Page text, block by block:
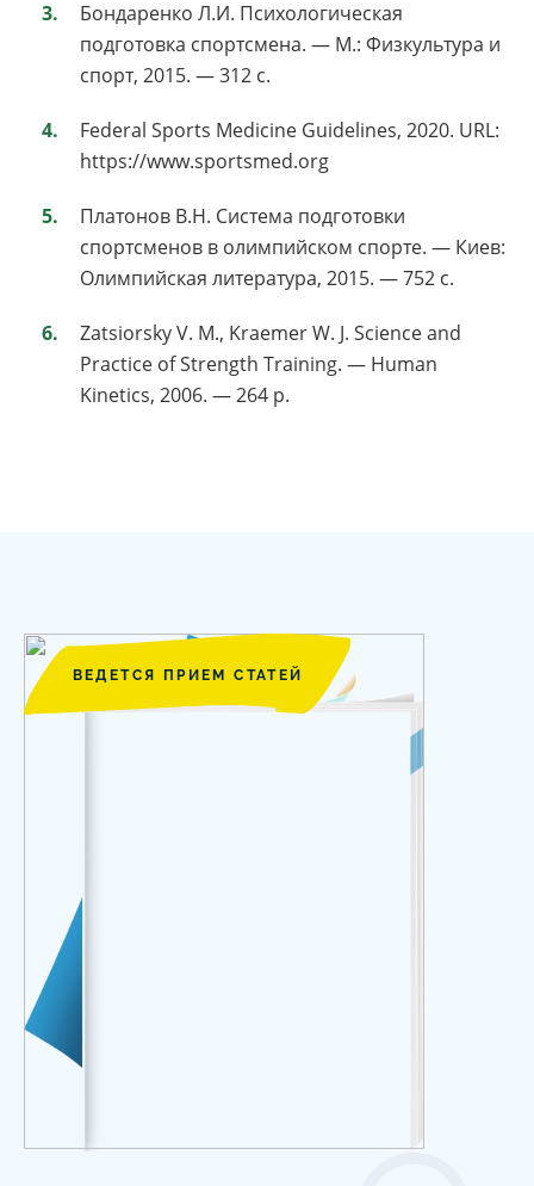
Бондаренко Л.И. Психологическая
подготовка спортсмена. — М.: Физкультура и
спорт, 2015. — 312 с.
Federal Sports Medicine Guidelines, 2020. URL:
https://www.sportsmed.org
Платонов В.Н. Система подготовки
спортсменов в олимпийском спорте. — Киев:
Олимпийская литература, 2015. — 752 с.
Zatsiorsky V. M., Kraemer W. J. Science and
Practice of Strength Training. — Human
Kinetics, 2006. — 264 p.
ВЕДЕТСЯ ПРИЕМ СТАТЕЙ